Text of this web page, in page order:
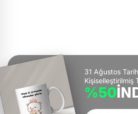
31 Ağustos
Kişiselleştirilmiş
%50